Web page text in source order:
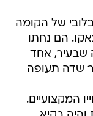
של הקומה
הם נחתו
שבעיר, אחד
שדה תעופה
המקצועיים.